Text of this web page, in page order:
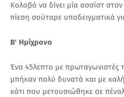
Κολοβό να δίνει μία ασσίστ
πίεση σούταρε υποδειγματικά
Β' Ημίχρονο
Ένα 45λεπτο με πρωταγωνιστές
μπήκαν πολύ δυνατά και με
κάτι που μετουσιώθηκε σε